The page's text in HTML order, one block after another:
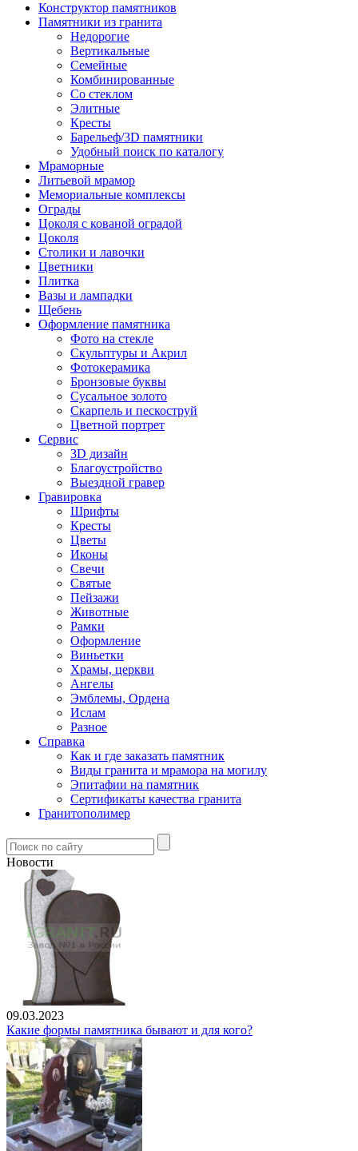
Конструктор памятников
Памятники из гранита
Недорогие
Вертикальные
Семейные
Комбинированные
Со стеклом
Элитные
Кресты
Барельеф/3D памятники
Удобный поиск по каталогу
Мраморные
Литьевой мрамор
Мемориальные комплексы
Ограды
Цоколя с кованой оградой
Цоколя
Столики и лавочки
Цветники
Плитка
Вазы и лампадки
Щебень
Оформление памятника
Фото на стекле
Скульптуры и Акрил
Фотокерамика
Бронзовые буквы
Сусальное золото
Скарпель и пескоструй
Цветной портрет
Сервис
3D дизайн
Благоустройство
Выездной гравер
Гравировка
Шрифты
Кресты
Цветы
Иконы
Свечи
Святые
Пейзажи
Животные
Рамки
Оформление
Виньетки
Храмы, церкви
Ангелы
Эмблемы, Ордена
Ислам
Разное
Справка
Как и где заказать памятник
Виды гранита и мрамора на могилу
Эпитафии на памятник
Сертификаты качества гранита
Гранитополимер
Новости
09.03.2023
Какие формы памятника бывают и для кого?